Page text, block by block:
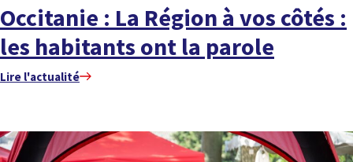
Occitanie : La Région à vos côtés :
les habitants ont la parole
Lire l'actualité